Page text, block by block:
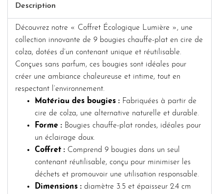
Description
Découvrez notre « Coffret Écologique Lumière », une
collection innovante de 9 bougies chauffe-plat en cire de
colza, dotées d’un contenant unique et réutilisable.
Conçues sans parfum, ces bougies sont idéales pour
créer une ambiance chaleureuse et intime, tout en
respectant l’environnement.
Matériau des bougies : Fabriquées à partir de
cire de colza, une alternative naturelle et durable.
Forme : Bougies chauffe-plat rondes, idéales pour
un éclairage doux.
Coffret : Comprend 9 bougies dans un seul
contenant réutilisable, conçu pour minimiser les
déchets et promouvoir une utilisation responsable.
Dimensions : diamètre 3.5 et épaisseur 2.4 cm